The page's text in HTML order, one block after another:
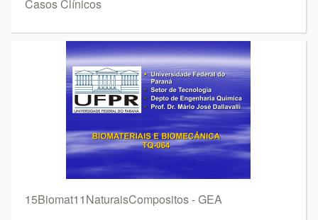
Casos Clínicos
15Biomat11NaturaisCompositos - GEA